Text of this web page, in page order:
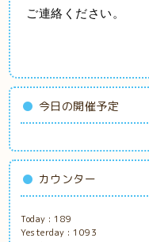
ご連絡ください。
今日の開催予定
カウンター
Today : 189
Yesterday : 1093